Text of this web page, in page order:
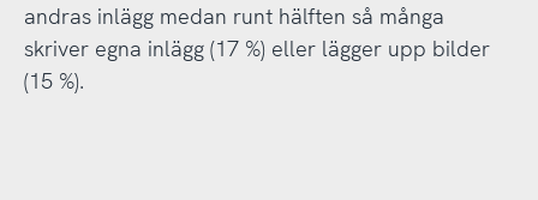
andras inlägg medan runt hälften så många
skriver egna inlägg (17 %) eller lägger upp bilder
(15 %).